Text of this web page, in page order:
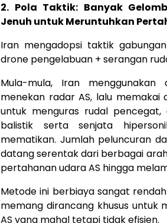
2. Pola Taktik: Banyak
Jenuh untuk Meruntuhkan
Iran mengadopsi taktik
drone pengelabuan + serangan
Mula-mula, Iran
menekan radar AS, lalu
untuk menguras rudal
balistik serta senjata
mematikan. Jumlah peluncuran
datang serentak dari berbagai
pertahanan udara AS hingga
Metode ini berbiaya sangat
memang dirancang khusus untuk
AS yang mahal tetapi tidak efisien.